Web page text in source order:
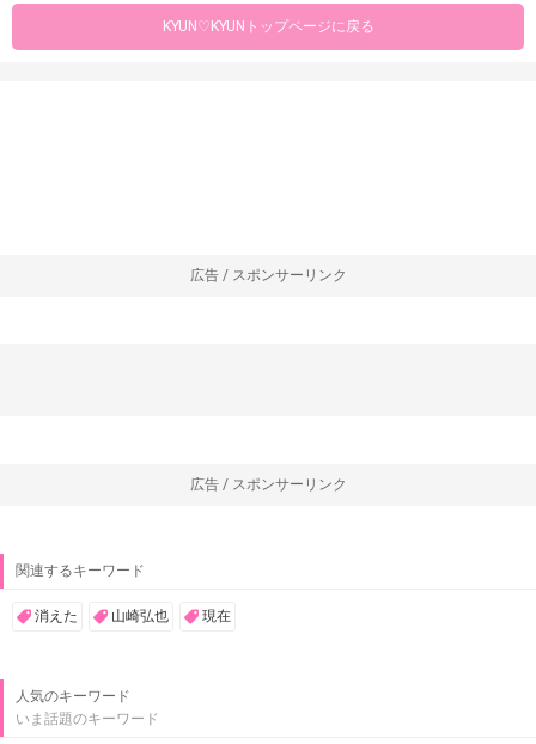
KYUN♡KYUNトップページに戻る
広告 / スポンサーリンク
広告 / スポンサーリンク
関連するキーワード
消えた 山崎弘也 現在
人気のキーワード
いま話題のキーワード